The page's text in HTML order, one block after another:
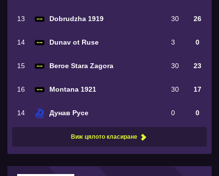
13 Dobrudzha 1919 30 26
14 Dunav ot Ruse 3 0
15 Beroe Stara Zagora 30 23
16 Montana 1921 30 17
14 Дунав Русе 0 0
Виж цялото класиране